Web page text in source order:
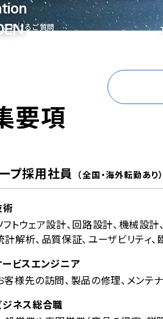
おけるご質問
要項
プ採用社員 （全国・海外転勤あり）
術
フトウェア設計、回路設計、機械設計
計解析、品質保証、ユーザビリティ
ービスエンジニア
客様先の訪問、製品の修理、メンテ
ジネス総合職